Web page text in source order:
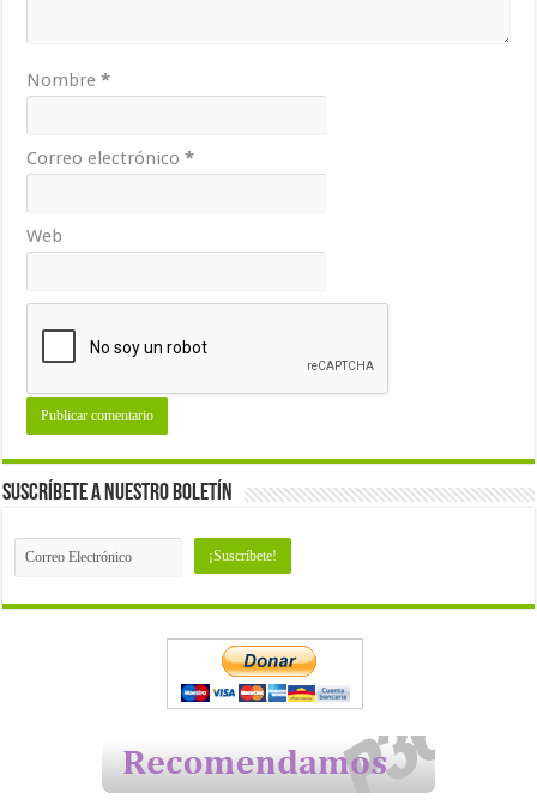
Nombre*
Correo electrónico*
Web
Suscríbete a nuestro Boletín